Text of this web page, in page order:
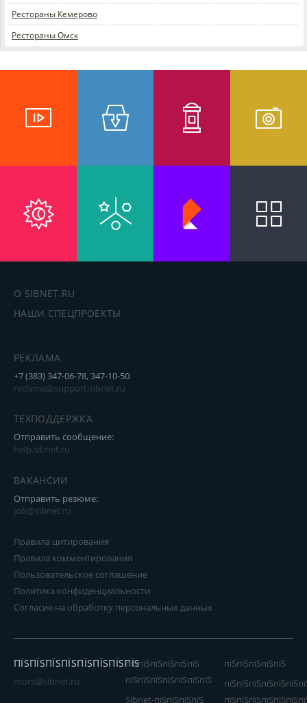
Рестораны Кемерово
Рестораны Омск
О SIBNET.RU
НАШИ СПЕЦПРОЕКТЫ
РЕКЛАМА
+7 (383) 347-06-78, 347-10-50
reclame@support.sibnet.ru
ТЕХПОДДЕРЖКА
Отправить сообщение:
help.sibnet.ru
ВАКАНСИИ
Отправить резюме:
job@sibnet.ru
Правила цитирования
Правила комментирования
Пользовательское соглашение
Политика конфиденциальности
Согласие на обработку персональных данных
ПЇЅПЇЅПЇЅПЇЅПЇЅПЇЅПЇЅПЇЅ
mors@sibnet.ru
пїЅпїЅпїЅпїЅпїЅпїЅ
пїЅпїЅпїЅпїЅпїЅпїЅпїЅ
Sibnet-пїЅпїЅпїЅпїЅ
пїЅпїЅпїЅпїЅпїЅ